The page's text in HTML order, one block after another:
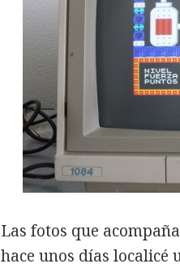
Las fotos que
hace unos días localicé